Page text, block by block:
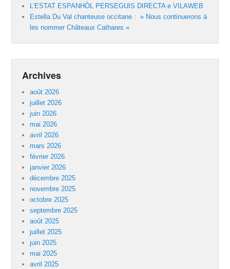
L’ESTAT ESPANHÒL PERSEGUIS DIRECTA e VILAWEB
Estella Du Val chanteuse occitane : » Nous continuerons à
les nommer Châteaux Cathares «
Archives
août 2026
juillet 2026
juin 2026
mai 2026
avril 2026
mars 2026
février 2026
janvier 2026
décembre 2025
novembre 2025
octobre 2025
septembre 2025
août 2025
juillet 2025
juin 2025
mai 2025
avril 2025